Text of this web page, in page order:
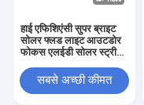
हाई एफिशिएंसी सुपर ब्राइट
सोलर फ्लड लाइट आउटडोर
फोकस एलईडी सोलर स्ट्रीट
सबसे अच्छी कीमत